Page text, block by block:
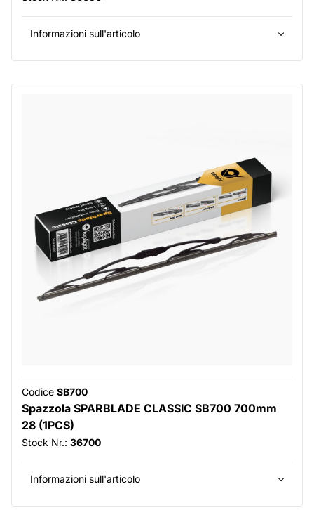
Informazioni sull'articolo
Codice SB700
Spazzola SPARBLADE CLASSIC SB700 700mm
28 (1PCS)
Stock Nr.: 36700
Informazioni sull'articolo